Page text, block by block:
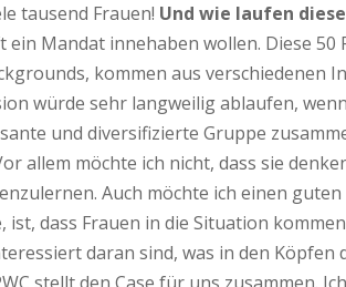
tausend Frauen! Und wie laufen
Mandat innehaben wollen. Diese
kommen aus
würde sehr langweilig ablaufen,
und diversifizierte Gruppe
allem möchte ich nicht, dass sie
Auch möchte ich einen
dass Frauen in die Situation
daran sind, was in den